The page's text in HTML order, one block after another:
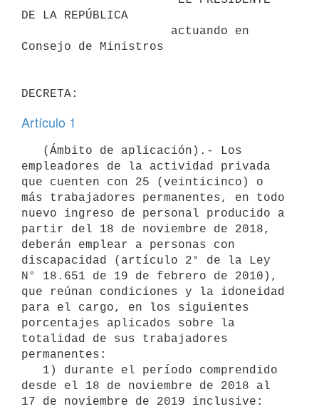
DE LA REPÚBLICA
Consejo de Ministros
Artículo 1
empleadores de la actividad privada
que cuenten con 25 (veinticinco) o
más trabajadores permanentes, en todo
nuevo ingreso de personal producido a
partir del 18 de noviembre de 2018,
deberán emplear a personas con
discapacidad (artículo 2° de la Ley
N° 18.651 de 19 de febrero de 2010),
que reúnan condiciones y la idoneidad
para el cargo, en los siguientes
porcentajes aplicados sobre la
totalidad de sus trabajadores
permanentes:
desde el 18 de noviembre de 2018 al
17 de noviembre de 2019 inclusive: